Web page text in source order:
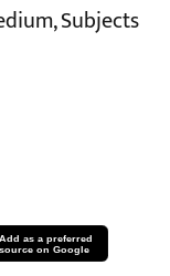
Subjects
Add as a preferred
source on Google